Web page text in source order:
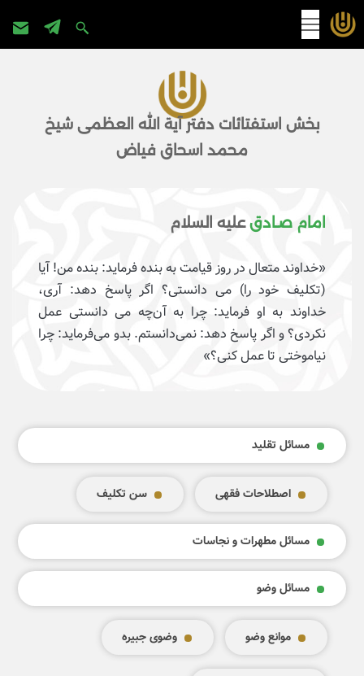
پرش
بخش استفتائات دفتر آیة الله العظمی شیخ
محمد اسحاق فیاض
امام صـادقعلیه السلام
«خداوند متعال در روز قيامت به بنده فرمايد: بنده من! آيا
(تکلیف خود را) مى دانستى؟ اگر پاسخ دهد: آرى،
خداوند به او فرمايد: چرا به آن‌چه مى دانستى عمل
نكردى؟ و اگر پاسخ دهد: نمى‌دانستم. بدو می‌فرمايد: چرا
نياموختى تا عمل كنى؟»
مسائل تقليد
اصطلاحات فقهی سن تکلیف
مسائل مطهرات و نجاسات
مسائل وضو
موانع وضو وضوی جبيره